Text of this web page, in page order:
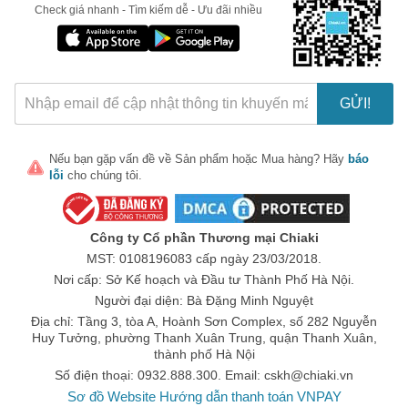
Người sử dụng điện thoại – máy tính nhiều
Người muốn bổ sung omega 3 hàng ngày
Phụ huynh tìm omega 3 cho bé hoặc omega 3 Orihiro
Thành phần (trong liều khuyến nghị)
Protein: 0.46 g
Lipid: 1.22 g
Carbohydrate: 0.11 g
Sodium: 0.6 mg
EPA: 186 mg
DHA: 124 mg
Công thức phối hợp EPA – DHA hài hòa, phù hợp cho nhu cầu
bổ sung omega 3 mỗi ngày.
Cách sử dụng
Check giá nhanh - Tìm kiếm dễ - Ưu đãi nhiều
GỬI!
Nếu bạn gặp vấn đề về Sản phẩm hoặc Mua hàng? Hãy báo
lỗi cho chúng tôi.
Công ty Cổ phần Thương mại Chiaki
MST: 0108196083 cấp ngày 23/03/2018.
Nơi cấp: Sở Kế hoạch và Đầu tư Thành Phố Hà Nội.
Người đại diện: Bà Đặng Minh Nguyệt
Địa chỉ: Tầng 3, tòa A, Hoành Sơn Complex, số 282 Nguyễn
Huy Tưởng, phường Thanh Xuân Trung, quận Thanh Xuân,
thành phố Hà Nội
Số điện thoại: 0932.888.300. Email: cskh@chiaki.vn
Sơ đồ Website Hướng dẫn thanh toán VNPAY